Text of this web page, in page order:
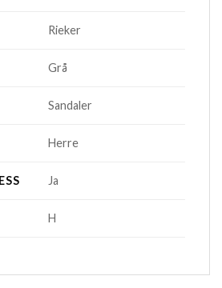
Rieker
Grå
Sandaler
Herre
Ja
H